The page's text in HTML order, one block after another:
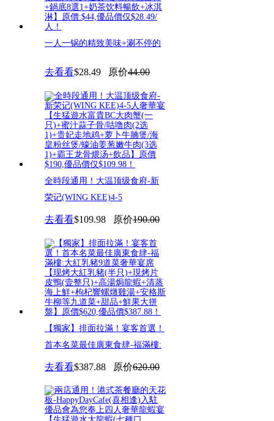
一人一锅的精致美味+涮不停的
喜
去看看$28.49 原价44.00
全時段通用！大温顶级食府-新
荣记(WING KEE)4-5
去看看$109.98 原价190.00
【獨家】排面拉滿！宴客首選！
首本名菜最佳廣東食肆-福滿樓:
去看看$387.88 原价620.00